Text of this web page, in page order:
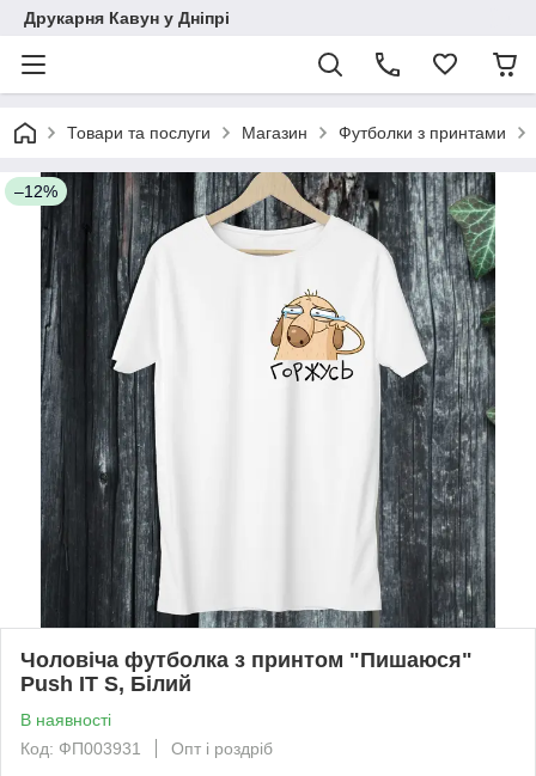
Друкарня Кавун у Дніпрі
Товари та послуги Магазин Футболки з принтами
–12%
Чоловіча футболка з принтом "Пишаюся"
Push IT S, Білий
В наявності
Код: ФП003931
Опт і роздріб